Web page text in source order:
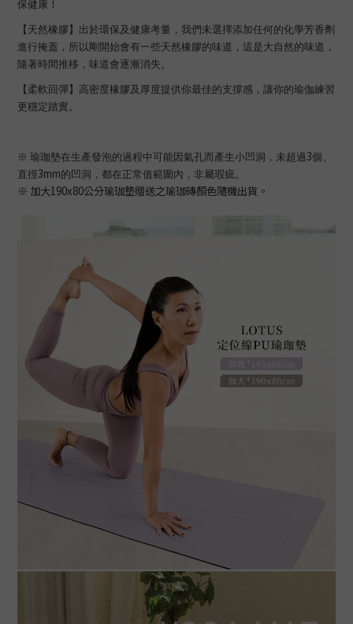
保健康！
【天然橡膠】出於環保及健康考量，我們未選擇添加任何的化學芳香劑
進行掩蓋，所以剛開始會有一些天然橡膠的味道，這是大自然的味道，
隨著時間推移，味道會逐漸消失。
【柔軟回彈】高密度橡膠及厚度提供你最佳的支撐感，讓你的瑜伽練習
更穩定踏實。
※ 瑜珈墊在生產發泡的過程中可能因氣孔而產生小凹洞，未超過3個、
直徑3mm的凹洞，都在正常值範圍內，非屬瑕疵。
※ 加大190x80公分瑜珈墊贈送之瑜珈磚顏色隨機出貨。